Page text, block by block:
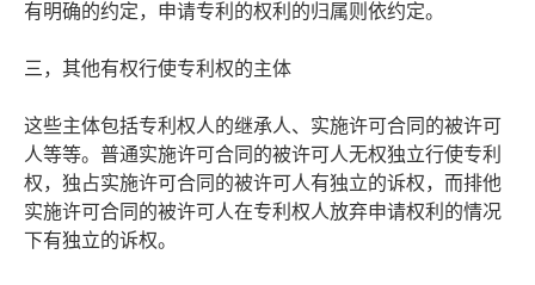
有明确的约定，申请专利的权利的归属则依约定。
三，其他有权行使专利权的主体
这些主体包括专利权人的继承人、实施许可合同的被许可
人等等。普通实施许可合同的被许可人无权独立行使专利
权，独占实施许可合同的被许可人有独立的诉权，而排他
实施许可合同的被许可人在专利权人放弃申请权利的情况
下有独立的诉权。